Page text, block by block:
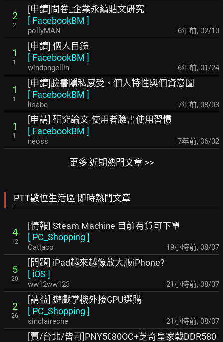
2
2
[申請]問卷_企業永續貼文研究
[ FacebookBM ]
pollyMAN 6年前, 02/10
1
1
[申請] 個人目錄
[ FacebookBM ]
windangellin 6年前, 01/24
1
1
[申請]臉書隱私感受、個人特性與個資意圖
[ FacebookBM ]
lisabe 7年前, 08/03
1
1
[申請] 研究論文-使用者臉書使用習慣
[ FacebookBM ]
neoss 7年前, 06/02
更多 近期熱門文章 >>
PTT數位生活區 即時熱門文章
4
12
[情報] Steam Machine 目前有貨可下單
[ PC_Shopping ]
Catlaco 19小時前, 08/07
5
20
[問題] iPad越來越像放大版iPhone?
[ iOS ]
ww12ww123 21小時前, 08/07
2
26
[請益] 遊戲掌機外接GPU選購
[ PC_Shopping ]
sinclaireche 21小時前, 08/07
[賣/台北/皆可]PNY5080OC+芝奇皇家戟DDR580